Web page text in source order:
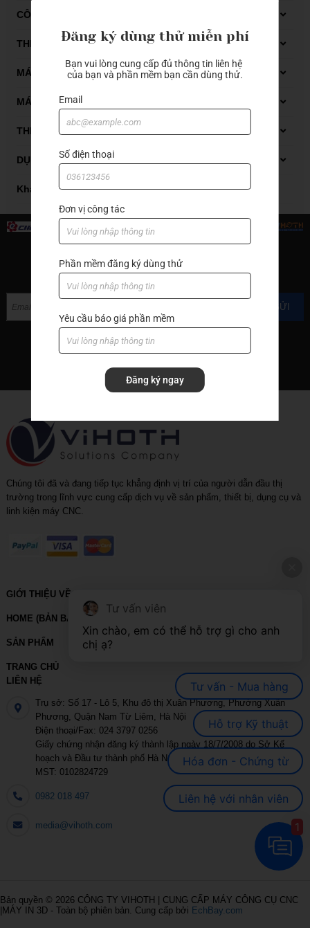
Máy tiện
CÔNG NGHỆ THIẾT KẾ NGƯỢC
Máy Scan 3D FARO
THIẾT BỊ ĐO
Dụng cụ đo Mitutoyo
Thiết bị đo kiểm
MÁY GIA CÔNG GỖ CNC
Máy phay gỗ CNC
Máy tiện gỗ CNC
MÁY GIA CÔNG ĐÁ CNC
Carbide end mill
THIẾT BỊ XỬ LÝ DẦU CẮT GỌT
Thiết bị xử lý dung dịch tưới nguội
Thiết bị xử lý mạt sắt bùn lắng
DỤNG CỤ CẮT GỌT KIM LOẠI
Automatic lathes
Boring bar
Carbide end mill
End mill with cutter
Grooving
Hand tools
Hạt insert
Machine accessories
Tool holder
Tool holder with coolant
Khác
GỬI
Chúng tôi đã và đang tiếp tục khẳng định vị trí của người dẫn đầu thị
trường trong lĩnh vực cung cấp dịch vụ về sản phẩm, thiết bị, dụng cụ và
linh kiện máy CNC.
GIỚI THIỆU VỀ VIHOTH
HOME (BẢN BACKUP – VUI LÒNG KHÔNG SỬA XÓA)
SẢN PHẨM
TRANG CHỦ
LIÊN HỆ
Trụ sở: Số 17 - Lô 5, Khu đô thị Xuân Phương, Phường Xuân
Phương, Quận Nam Từ Liêm, Hà Nội
Điện thoại/Fax: 024 3797 0256
Giấy chứng nhận đăng ký thành lập ngày 18/7/2008 do Sở Kế
hoạch và Đầu tư thành phố Hà Nội cấp
MST: 0102824729
0982 018 497
media@vihoth.com
Bản quyền © 2026 CÔNG TY VIHOTH | CUNG CẤP MÁY CÔNG CỤ CNC
|MÁY IN 3D - Toàn bộ phiên bản. Cung cấp bởi EchBay.com
Đăng ký dùng thử miễn phí
Bạn vui lòng cung cấp đủ thông tin liên hệ
của bạn và phần mềm bạn cần dùng thử.
Email
Số điện thoại
Đơn vị công tác
Phần mềm đăng ký dùng thử
Yêu cầu báo giá phần mềm
Đăng ký ngay
Tư vấn viên
Xin chào, em có thể hỗ trợ gì cho anh
chị ạ?
Tư vấn - Mua hàng
Hỗ trợ Kỹ thuật
Hóa đơn - Chứng từ
Liên hệ với nhân viên
1